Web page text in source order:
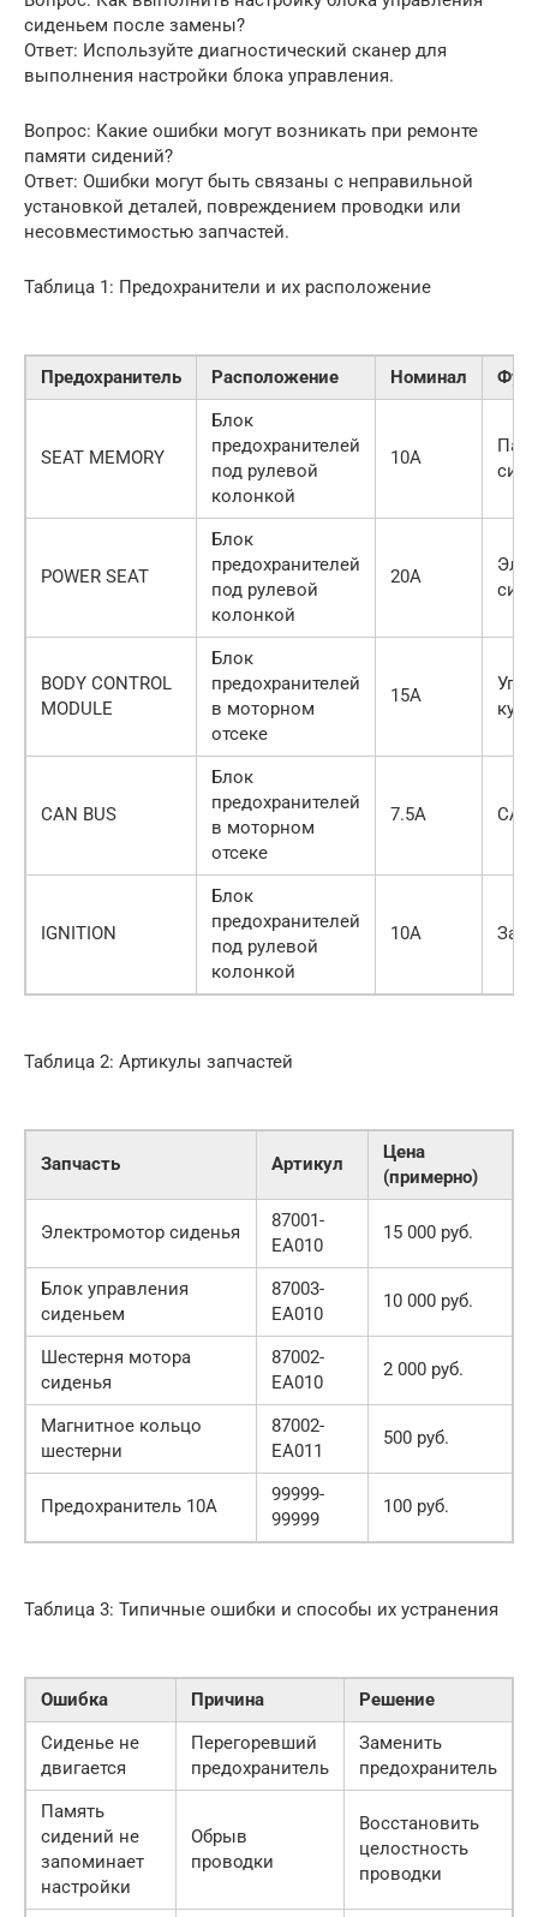
сиденьем после замены?
Ответ: Используйте диагностический сканер для
выполнения настройки блока управления.
Вопрос: Какие ошибки могут возникать при ремонте
памяти сидений?
Ответ: Ошибки могут быть связаны с неправильной
установкой деталей, повреждением проводки или
несовместимостью запчастей.
Таблица 1: Предохранители и их расположение
Предохранитель Расположение Номинал
SEAT MEMORY
Блок
предохранителей
под рулевой
колонкой
10A
POWER SEAT
Блок
предохранителей
под рулевой
колонкой
20A
BODY CONTROL
MODULE
Блок
предохранителей
в моторном
отсеке
15A
CAN BUS
Блок
предохранителей
в моторном
отсеке
7.5A
IGNITION
Блок
предохранителей
под рулевой
колонкой
10A
Таблица 2: Артикулы запчастей
Запчасть Артикул
Цена
(примерно)
Электромотор сиденья
87001-
EA010
15 000 руб.
Блок управления
сиденьем
87003-
EA010
10 000 руб.
Шестерня мотора
сиденья
87002-
EA010
2 000 руб.
Магнитное кольцо
шестерни
87002-
EA011
500 руб.
Предохранитель 10A
99999-
99999
100 руб.
Таблица 3: Типичные ошибки и способы их устранения
Ошибка Причина
Решение
Сиденье не
двигается
Перегоревший
предохранитель
Заменить
предохранитель
Память
сидений не
запоминает
настройки
Обрыв
проводки
Восстановить
целостность
проводки